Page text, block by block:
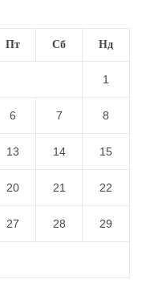
Пт Сб Нд
1
6 7 8
13 14 15
20 21 22
27 28 29